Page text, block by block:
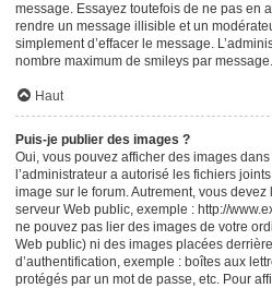
message. Essayez toutefois de ne pas en
rendre un message illisible et un
simplement d’effacer le message.
nombre maximum de smileys par message.
Haut
Puis-je publier des images ?
Oui, vous pouvez afficher des images
l’administrateur a autorisé les fichiers
image sur le forum. Autrement, vous
serveur Web public, exemple : http://
ne pouvez pas lier des images de votre
Web public) ni des images placées
d’authentification, exemple : boîtes aux
protégés par un mot de passe, etc. Pour